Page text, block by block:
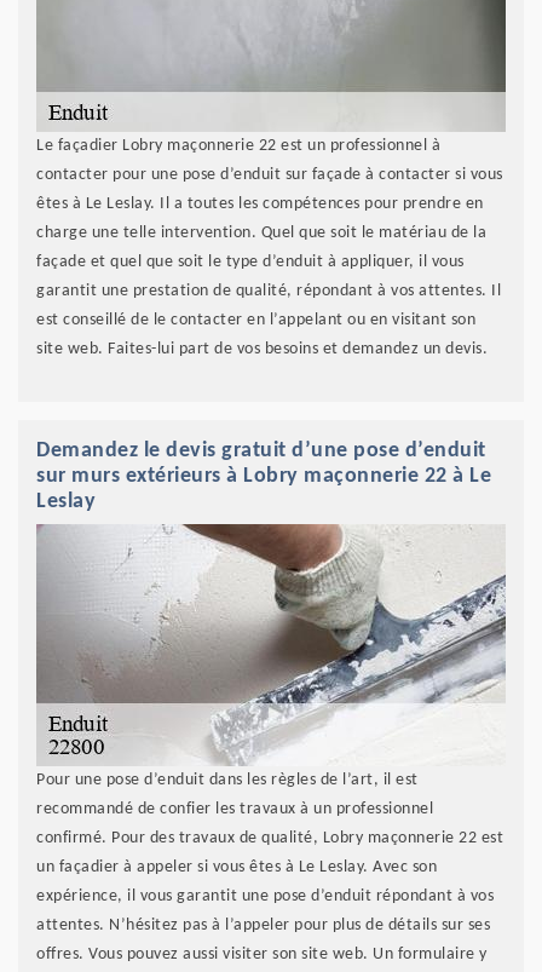
Le façadier Lobry maçonnerie 22 est un professionnel à
contacter pour une pose d’enduit sur façade à contacter si vous
êtes à Le Leslay. Il a toutes les compétences pour prendre en
charge une telle intervention. Quel que soit le matériau de la
façade et quel que soit le type d’enduit à appliquer, il vous
garantit une prestation de qualité, répondant à vos attentes. Il
est conseillé de le contacter en l’appelant ou en visitant son
site web. Faites-lui part de vos besoins et demandez un devis.
Demandez le devis gratuit d’une pose d’enduit
sur murs extérieurs à Lobry maçonnerie 22 à Le
Leslay
Pour une pose d’enduit dans les règles de l’art, il est
recommandé de confier les travaux à un professionnel
confirmé. Pour des travaux de qualité, Lobry maçonnerie 22 est
un façadier à appeler si vous êtes à Le Leslay. Avec son
expérience, il vous garantit une pose d’enduit répondant à vos
attentes. N’hésitez pas à l’appeler pour plus de détails sur ses
offres. Vous pouvez aussi visiter son site web. Un formulaire y